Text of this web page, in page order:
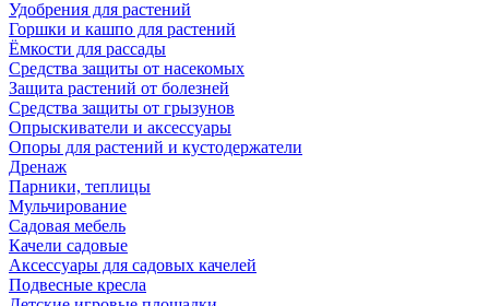
Удобрения для растений
Горшки и кашпо для растений
Ёмкости для рассады
Средства защиты от насекомых
Защита растений от болезней
Средства защиты от грызунов
Опрыскиватели и аксессуары
Опоры для растений и кустодержатели
Дренаж
Парники, теплицы
Мульчирование
Садовая мебель
Качели садовые
Аксессуары для садовых качелей
Подвесные кресла